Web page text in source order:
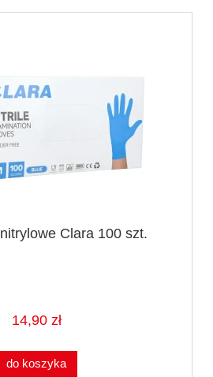
Clara 100 szt.
14,90 zł
do koszyka